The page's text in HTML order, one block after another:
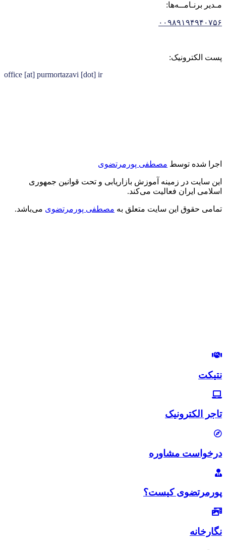
مـدیر برنـامــه‌ها:
۰۰۹۸۹۱۹۴۹۴۰۷۵۶
پست الکترونیک:
office [at] purmortazavi [dot] ir
اجرا شده توسط مصطفی پورمرتضوی
این سایت در زمینه آموزش بازاریابی و تحت قوانین جمهوری
اسلامی ایران فعالیت می‌کند.
تمامی حقوق این سایت متعلق به مصطفی پورمرتضوی می‌باشد.
نتیکت
تاجر الکترونیک
درخواست مشاوره
پورمرتضوی کیست؟
نگارخانه